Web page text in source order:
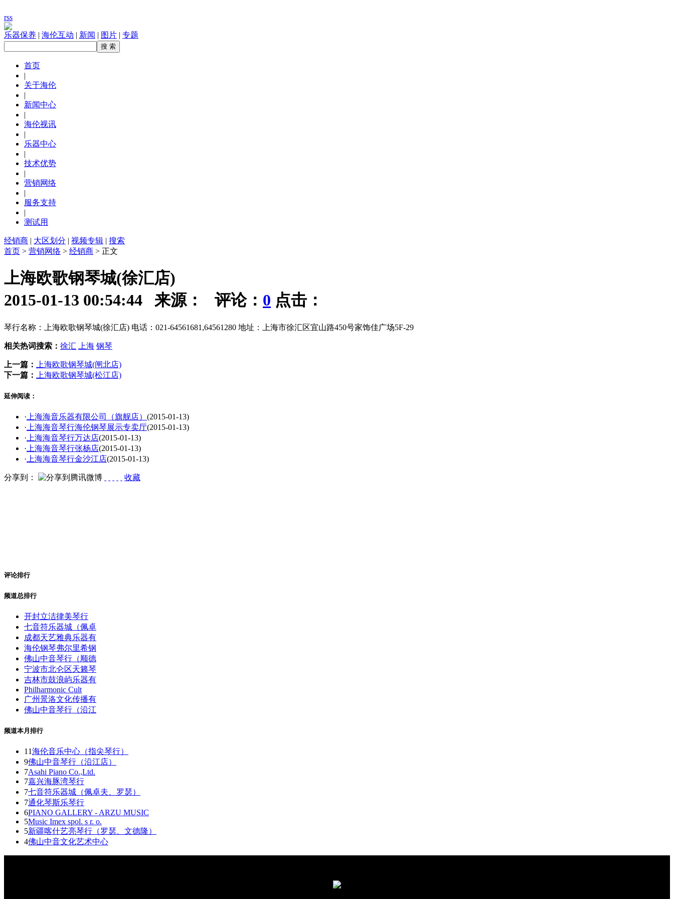
rss
乐器保养 | 海伦互动 | 新闻 | 图片 | 专题
首页
|
关于海伦
|
新闻中心
|
海伦视讯
|
乐器中心
|
技术优势
|
营销网络
|
服务支持
|
测试用
经销商 | 大区划分 | 视频专辑 | 搜索
首页 > 营销网络 > 经销商 > 正文
上海欧歌钢琴城(徐汇店)
2015-01-13 00:54:44 来源： 评论： 0 点击：
琴行名称：上海欧歌钢琴城(徐汇店) 电话：021-64561681,64561280 地址：上海市徐汇区宜山路450号家饰佳广场5F-29
相关热词搜索： 徐汇 上海 钢琴
上一篇：
上海欧歌钢琴城(闸北店)
下一篇：
上海欧歌钢琴城(松江店)
延伸阅读：
· 上海海音乐器有限公司（旗舰店） (2015-01-13)
· 上海海音琴行海伦钢琴展示专卖厅(2015-01-13)
· 上海海音琴行万达店(2015-01-13)
· 上海海音琴行张杨店(2015-01-13)
· 上海海音琴行金沙江店(2015-01-13)
分享到： 收藏
评论排行
频道总排行
开封立洁律美琴行
七音符乐器城（佩卓
成都天艺雅典乐器有
海伦钢琴弗尔里希钢
佛山中音琴行（顺德
宁波市北仑区天籁琴
吉林市鼓浪屿乐器有
Philharmonic Cult
广州景洛文化传播有
佛山中音琴行（沿江
频道本月排行
11海伦音乐中心（指尖琴行）
9佛山中音琴行（沿江店）
7Asahi Piano Co.,Ltd.
7嘉兴海豚湾琴行
7七音符乐器城（佩卓夫、罗瑟）
7通化琴斯乐琴行
6PIANO GALLERY - ARZU MUSIC
5Music Imex spol. s r. o.
5新疆喀什艺亮琴行（罗瑟、文德隆）
4佛山中音文化艺术中心